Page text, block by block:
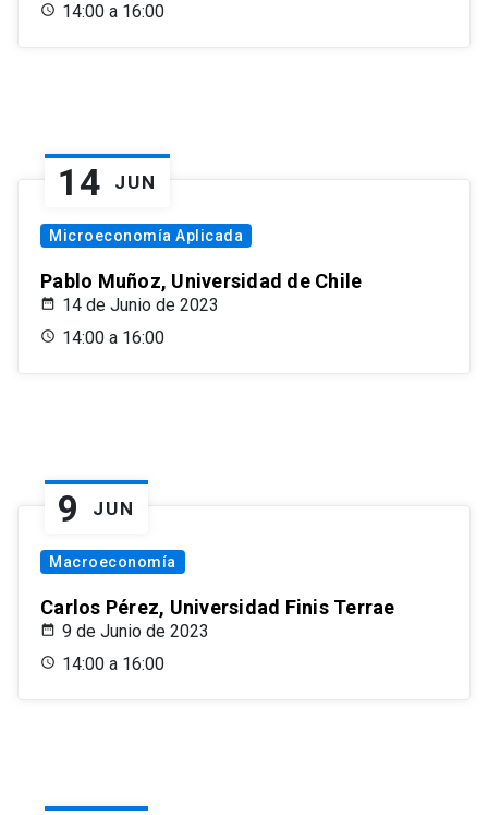
14:00 a 16:00
14 JUN
Microeconomía Aplicada
Pablo Muñoz, Universidad de Chile
14 de Junio de 2023
14:00 a 16:00
9 JUN
Macroeconomía
Carlos Pérez, Universidad Finis Terrae
9 de Junio de 2023
14:00 a 16:00